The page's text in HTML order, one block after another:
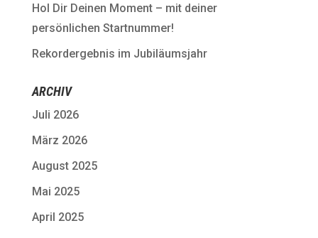
Hol Dir Deinen Moment – mit deiner
persönlichen Startnummer!
Rekordergebnis im Jubiläumsjahr
ARCHIV
Juli 2026
März 2026
August 2025
Mai 2025
April 2025